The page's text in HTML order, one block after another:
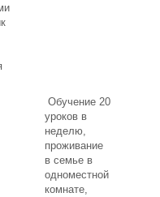
Обучение 20
уроков в
неделю,
проживание
в семье в
одноместной
комнате,